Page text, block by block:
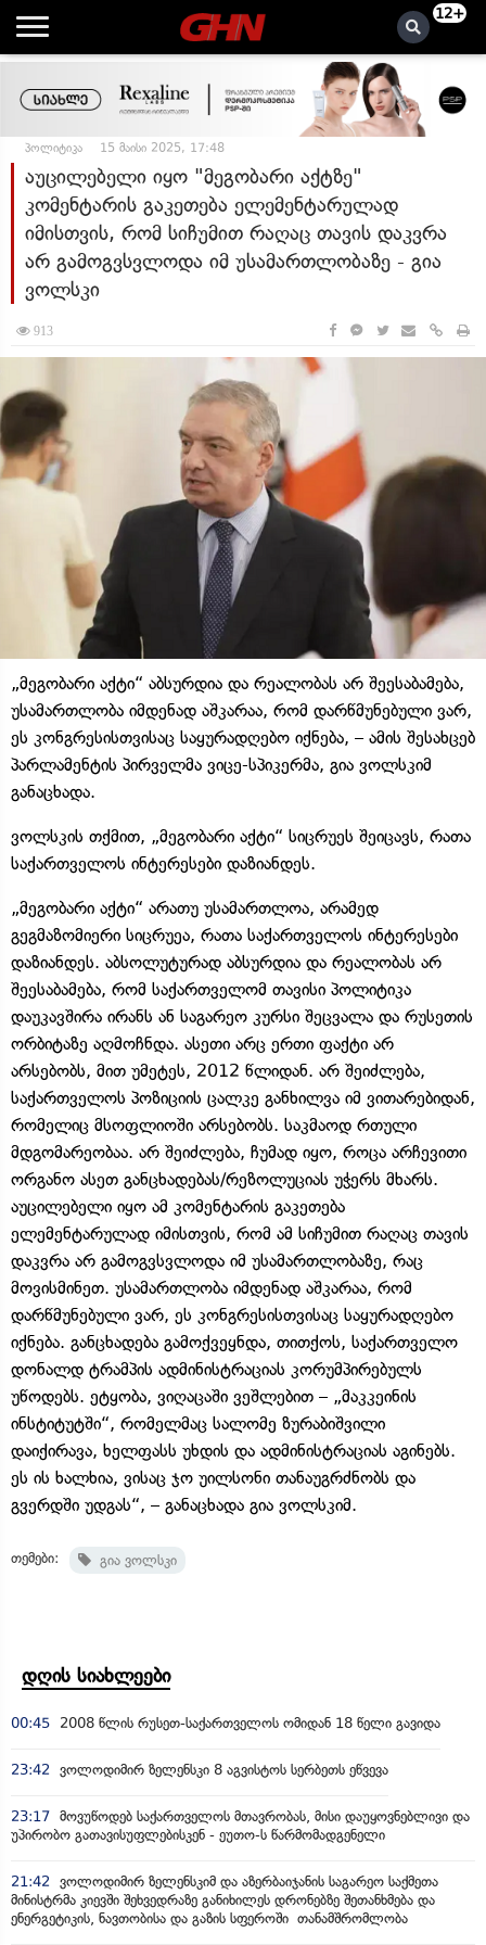
12+
პოლიტიკა 15 მაისი 2025, 17:48
აუცილებელი იყო "მეგობარი აქტზე"
კომენტარის გაკეთება ელემენტარულად
იმისთვის, რომ სიჩუმით რაღაც თავის დაკვრა
არ გამოგვსვლოდა იმ უსამართლობაზე - გია
ვოლსკი
913
„მეგობარი აქტი“ აბსურდია და რეალობას არ შეესაბამება,
უსამართლობა იმდენად აშკარაა, რომ დარწმუნებული ვარ,
ეს კონგრესისთვისაც საყურადღებო იქნება, – ამის შესახცებ
პარლამენტის პირველმა ვიცე-სპიკერმა, გია ვოლსკიმ
განაცხადა.
ვოლსკის თქმით, „მეგობარი აქტი“ სიცრუეს შეიცავს, რათა
საქართველოს ინტერესები დაზიანდეს.
„მეგობარი აქტი“ არათუ უსამართლოა, არამედ
გეგმაზომიერი სიცრუეა, რათა საქართველოს ინტერესები
დაზიანდეს. აბსოლუტურად აბსურდია და რეალობას არ
შეესაბამება, რომ საქართველომ თავისი პოლიტიკა
დაუკავშირა ირანს ან საგარეო კურსი შეცვალა და რუსეთის
ორბიტაზე აღმოჩნდა. ასეთი არც ერთი ფაქტი არ
არსებობს, მით უმეტეს, 2012 წლიდან. არ შეიძლება,
საქართველოს პოზიციის ცალკე განხილვა იმ ვითარებიდან,
რომელიც მსოფლიოში არსებობს. საკმაოდ რთული
მდგომარეობაა. არ შეიძლება, ჩუმად იყო, როცა არჩევითი
ორგანო ასეთ განცხადებას/რეზოლუციას უჭერს მხარს.
აუცილებელი იყო ამ კომენტარის გაკეთება
ელემენტარულად იმისთვის, რომ ამ სიჩუმით რაღაც თავის
დაკვრა არ გამოგვსვლოდა იმ უსამართლობაზე, რაც
მოვისმინეთ. უსამართლობა იმდენად აშკარაა, რომ
დარწმუნებული ვარ, ეს კონგრესისთვისაც საყურადღებო
იქნება. განცხადება გამოქვეყნდა, თითქოს, საქართველო
დონალდ ტრამპის ადმინისტრაციას კორუმპირებულს
უწოდებს. ეტყობა, ვიღაცაში ვეშლებით – „მაკკეინის
ინსტიტუტში“, რომელმაც სალომე ზურაბიშვილი
დაიქირავა, ხელფასს უხდის და ადმინისტრაციას აგინებს.
ეს ის ხალხია, ვისაც ჯო უილსონი თანაუგრძნობს და
გვერდში უდგას“, – განაცხადა გია ვოლსკიმ.
თემები: გია ვოლსკი
დღის სიახლეები
00:45 2008 წლის რუსეთ-საქართველოს ომიდან 18 წელი გავიდა
23:42 ვოლოდიმირ ზელენსკი 8 აგვისტოს სერბეთს ეწვევა
23:17 მოვუწოდებ საქართველოს მთავრობას, მისი დაუყოვნებლივი და
უპირობო გათავისუფლებისკენ - ეუთო-ს წარმომადგენელი
21:42
ვოლოდიმირ ზელენსკიმ და აზერბაიჯანის საგარეო საქმეთა
მინისტრმა კიევში შეხვედრაზე განიხილეს დრონებზე შეთანხმება და
ენერგეტიკის, ნავთობისა და გაზის სფეროში თანამშრომლობა